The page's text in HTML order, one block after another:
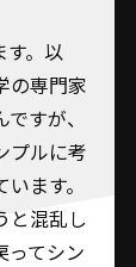
。以
の専門家
すが、
プルに考
ます。
と混乱し
ってシン